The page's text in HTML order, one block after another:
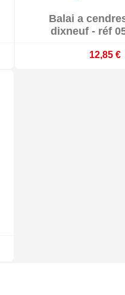
Délai 15
Balai a
dixneuf - réf
12,85 €